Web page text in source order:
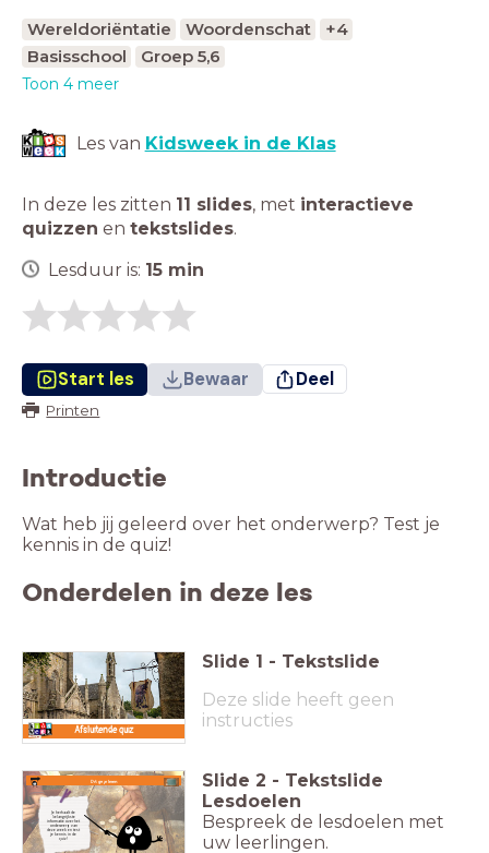
Wereldoriëntatie Woordenschat
+4
Basisschool
Groep 5,6
Toon 4 meer
Les van Kidsweek in de Klas
In deze les zitten 11 slides, met interactieve
quizzen en tekstslides.
Lesduur is: 15 min
Start les Bewaar Deel
Printen
Introductie
Wat heb jij geleerd over het onderwerp? Test je
kennis in de quiz!
Onderdelen in deze les
Afsluitende quiz
Slide 1 - Tekstslide
Deze slide heeft geen
instructies
Dit ga je leren
Je herhaalt de
belangrijkste
informatie over het
onderwerp van
deze week en test
je kennis in de
quiz!
Slide 2 - Tekstslide
Lesdoelen
Bespreek de lesdoelen met
uw leerlingen.